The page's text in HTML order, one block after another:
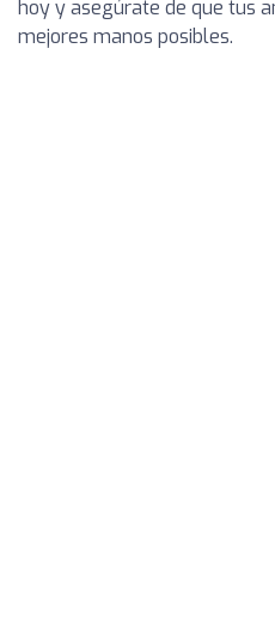
hoy y asegúrate de que tus
mejores manos posibles.